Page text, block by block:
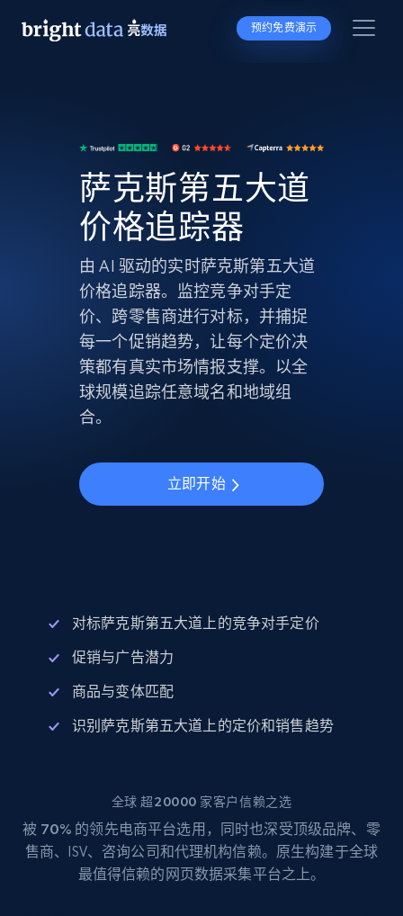
预约免费演示
萨克斯第五大道
价格追踪器
由 AI 驱动的实时萨克斯第五大道
价格追踪器。监控竞争对手定
价、跨零售商进行对标，并捕捉
每一个促销趋势，让每个定价决
策都有真实市场情报支撑。以全
球规模追踪任意域名和地域组
合。
立即开始
对标萨克斯第五大道上的竞争对手定价
促销与广告潜力
商品与变体匹配
识别萨克斯第五大道上的定价和销售趋势
全球 超20000 家客户信赖之选
被 70% 的领先电商平台选用，同时也深受顶级品牌、零
售商、ISV、咨询公司和代理机构信赖。原生构建于全球
最值得信赖的网页数据采集平台之上。